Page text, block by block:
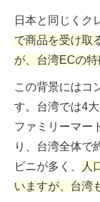
日本と同じくク
で商品を受け取
が、台湾ECの特
この背景にはコ
す。台湾では4
ファミリーマー
り、台湾全体で
ビニが多く、
人
いますが、台湾